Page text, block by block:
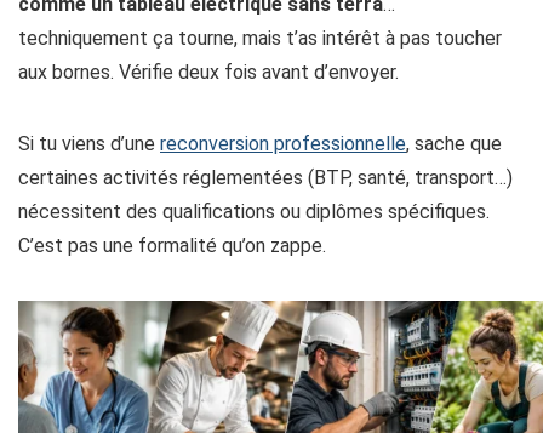
techniquement ça tourne, mais t’as intérêt à pas toucher
aux bornes. Vérifie deux fois avant d’envoyer.
Si tu viens d’une reconversion professionnelle, sache que
certaines activités réglementées (BTP, santé, transport…)
nécessitent des qualifications ou diplômes spécifiques.
C’est pas une formalité qu’on zappe.